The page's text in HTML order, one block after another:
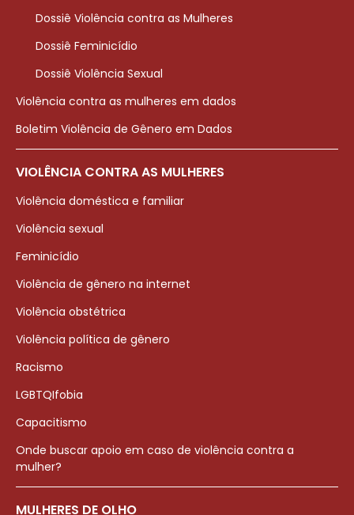
Dossiê Violência contra as Mulheres
Dossiê Feminicídio
Dossiê Violência Sexual
Violência contra as mulheres em dados
Boletim Violência de Gênero em Dados
VIOLÊNCIA CONTRA AS MULHERES
Violência doméstica e familiar
Violência sexual
Feminicídio
Violência de gênero na internet
Violência obstétrica
Violência política de gênero
Racismo
LGBTQIfobia
Capacitismo
Onde buscar apoio em caso de violência contra a
mulher?
MULHERES DE OLHO